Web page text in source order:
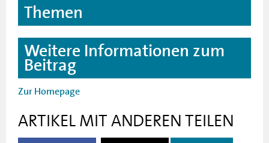
Themen
Weitere Informationen zum
Beitrag
Zur Homepage
ARTIKEL MIT ANDEREN TEILEN